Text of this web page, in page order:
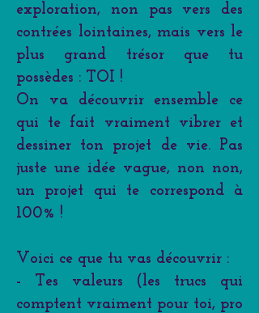
exploration, non pas vers des
contrées lointaines, mais vers le
plus grand trésor que tu
possèdes : TOI !
On va découvrir ensemble ce
qui te fait vraiment vibrer et
dessiner ton projet de vie. Pas
juste une idée vague, non non,
un projet qui te correspond à
100% !
Voici ce que tu vas découvrir :
- Tes valeurs (les trucs qui
comptent vraiment pour toi, pro